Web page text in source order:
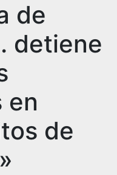
de
detiene
en
de